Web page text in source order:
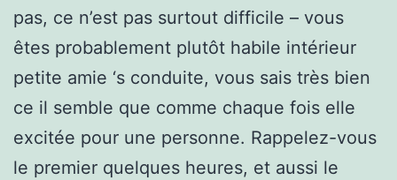
pas, ce n’est pas surtout difficile – vous
êtes probablement plutôt habile intérieur
petite amie ‘s conduite, vous sais très bien
ce il semble que comme chaque fois elle
excitée pour une personne. Rappelez-vous
le premier quelques heures, et aussi le